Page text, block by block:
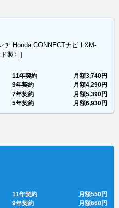
チ Honda CONNECTナビ LXM-
製〉]
11年契約 月額3,740円
9年契約
月額4,290円
7年契約
月額5,390円
5年契約
月額6,930円
11年契約 月額550円
9年契約
月額660円